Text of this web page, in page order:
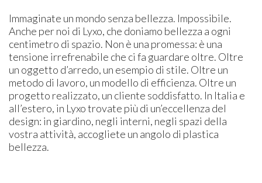
Immaginate un mondo senza bellezza. Impossibile.
Anche per noi di Lyxo, che doniamo bellezza a ogni
centimetro di spazio. Non è una promessa: è una
tensione irrefrenabile che ci fa guardare oltre. Oltre
un oggetto d’arredo, un esempio di stile. Oltre un
metodo di lavoro, un modello di efficienza. Oltre un
progetto realizzato, un cliente soddisfatto. In Italia e
all’estero, in Lyxo trovate più di un’eccellenza del
design: in giardino, negli interni, negli spazi della
vostra attività, accogliete un angolo di plastica
bellezza.